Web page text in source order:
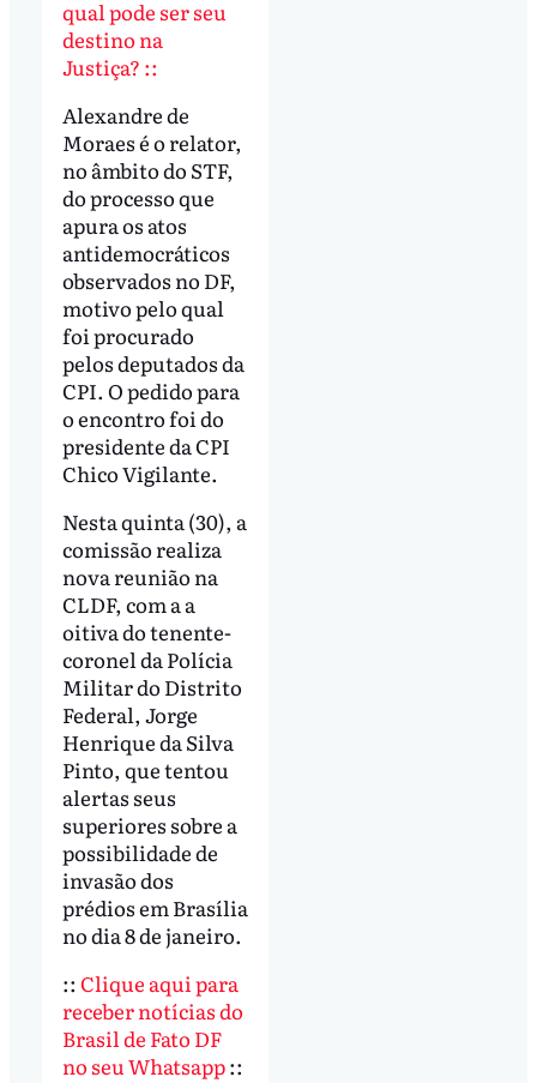
qual pode ser seu
destino na
Justiça? ::
Alexandre de
Moraes é o relator,
no âmbito do STF,
do processo que
apura os atos
antidemocráticos
observados no DF,
motivo pelo qual
foi procurado
pelos deputados da
CPI. O pedido para
o encontro foi do
presidente da CPI
Chico Vigilante.
Nesta quinta (30), a
comissão realiza
nova reunião na
CLDF, com a a
oitiva do tenente-
coronel da Polícia
Militar do Distrito
Federal, Jorge
Henrique da Silva
Pinto, que tentou
alertas seus
superiores sobre a
possibilidade de
invasão dos
prédios em Brasília
no dia 8 de janeiro.
:: Clique aqui para
receber notícias do
Brasil de Fato DF
no seu Whatsapp::